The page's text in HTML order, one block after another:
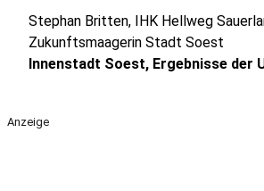
Stephan Britten, IHK Hellweg
Zukunftsmaagerin Stadt Soest
Innenstadt Soest, Ergebnisse der
Anzeige